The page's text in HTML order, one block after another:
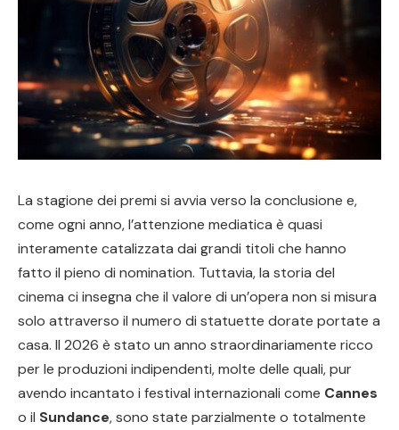
La stagione dei premi si avvia verso la conclusione e,
come ogni anno, l’attenzione mediatica è quasi
interamente catalizzata dai grandi titoli che hanno
fatto il pieno di nomination. Tuttavia, la storia del
cinema ci insegna che il valore di un’opera non si misura
solo attraverso il numero di statuette dorate portate a
casa. Il 2026 è stato un anno straordinariamente ricco
per le produzioni indipendenti, molte delle quali, pur
avendo incantato i festival internazionali come Cannes
o il Sundance, sono state parzialmente o totalmente